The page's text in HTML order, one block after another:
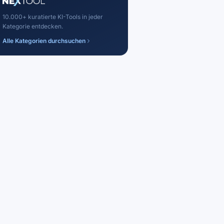
10.000+ kuratierte KI-Tools in jeder
Kategorie entdecken.
Alle Kategorien durchsuchen